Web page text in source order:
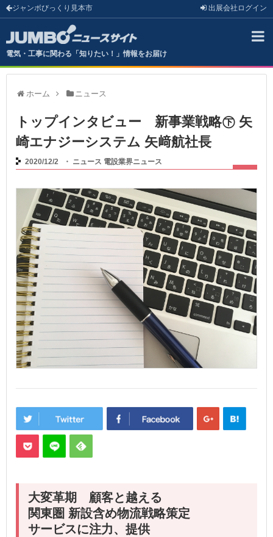
ジャンボびっくり見本市 出展会社 ログイン
電気・工事に関わる「知りたい！」情報をお届け
ホーム ニュース
トップインタビュー 新事業戦略㊦ 矢
崎エナジーシステム 矢﨑航社長
2020/12/2 ・ ニュース 電設業界ニュース
大変革期 顧客と越える
関東圏 新設含め物流戦略策定
サービスに注力、提供